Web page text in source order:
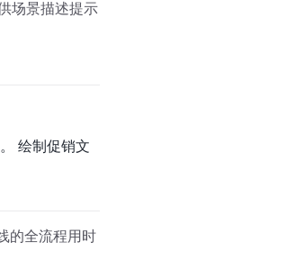
场景描述提示
绘制促销文
的全流程用时